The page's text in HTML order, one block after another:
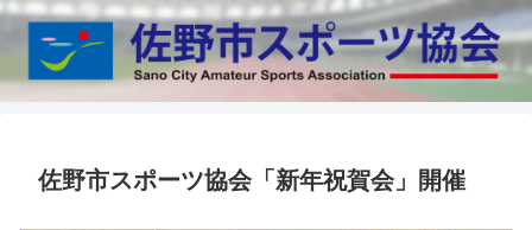
佐野市スポーツ協会「新年祝賀会」開催